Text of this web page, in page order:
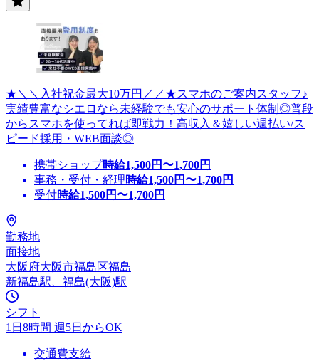
★＼＼入社祝金最大10万円／／★スマホのご案内スタッフ♪
実績豊富なシエロなら未経験でも安心のサポート体制◎普段
からスマホを使ってれば即戦力！高収入＆嬉しい週払い/ス
ピード採用・WEB面談◎
携帯ショップ時給1,500円〜1,700円
事務・受付・経理時給1,500円〜1,700円
受付時給1,500円〜1,700円
勤務地
面接地
大阪府大阪市福島区福島
新福島駅、福島(大阪)駅
シフト
1日8時間 週5日からOK
交通費支給